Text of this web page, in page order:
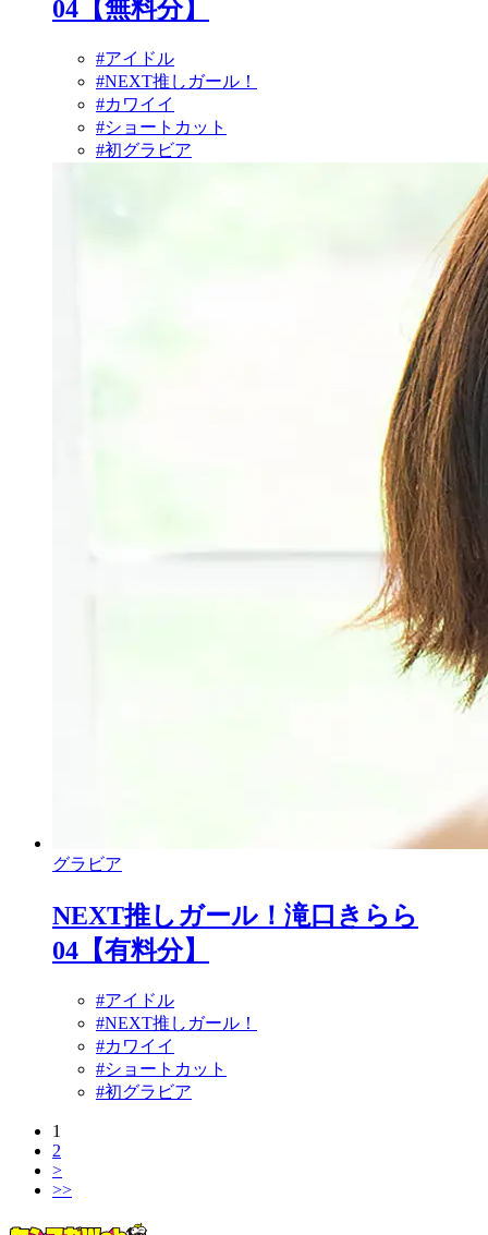
04【無料分】
#アイドル
#NEXT推しガール！
#カワイイ
#ショートカット
#初グラビア
グラビア
NEXT推しガール！滝口きらら
04【有料分】
#アイドル
#NEXT推しガール！
#カワイイ
#ショートカット
#初グラビア
1
2
>
>>